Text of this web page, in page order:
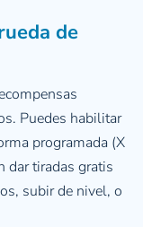
de
Puedes habilitar
programada (X
dar tiradas gratis
subir de nivel, o